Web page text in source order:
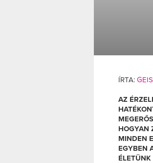
ÍRTA:
AZ
HOGYAN
MINDEN
EGYBEN
ÉLETÜNK